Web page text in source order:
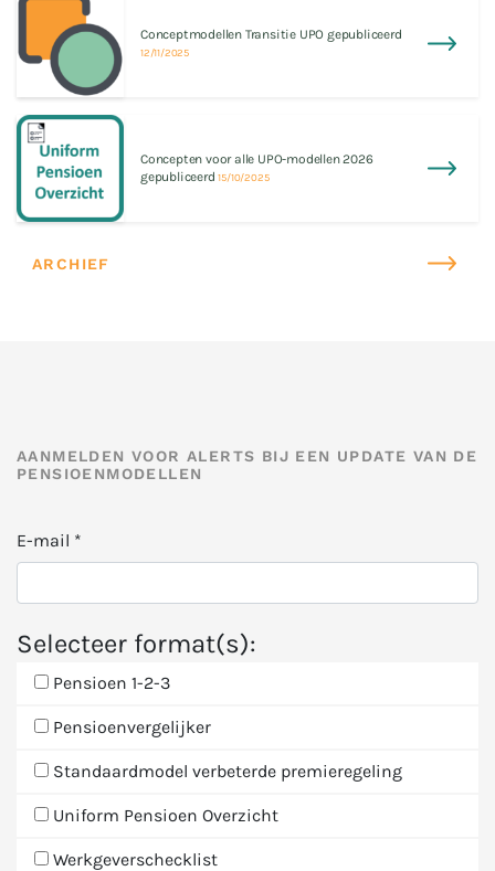
Conceptmodellen Transitie UPO gepubliceerd
12/11/2025
Concepten voor alle UPO-modellen 2026
gepubliceerd15/10/2025
ARCHIEF
AANMELDEN VOOR ALERTS BIJ EEN UPDATE VAN DE
PENSIOENMODELLEN
E-mail *
Selecteer format(s):
Pensioen 1-2-3
Pensioenvergelijker
Standaardmodel verbeterde premieregeling
Uniform Pensioen Overzicht
Werkgeverschecklist